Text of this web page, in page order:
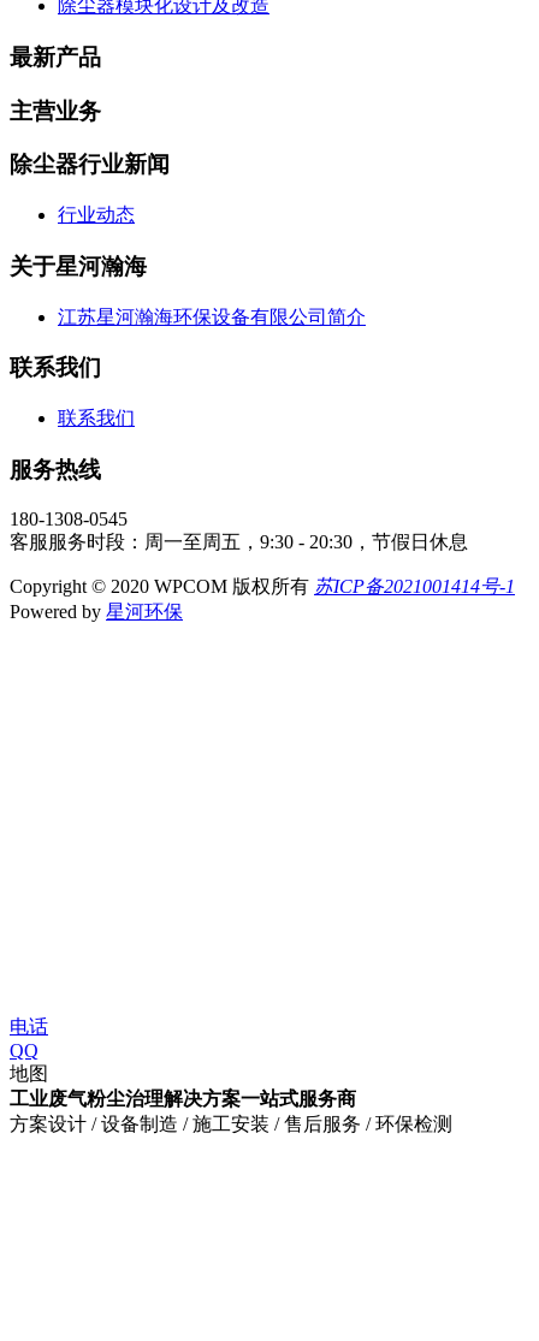
除尘器模块化设计及改造
最新产品
主营业务
除尘器行业新闻
行业动态
关于星河瀚海
江苏星河瀚海环保设备有限公司简介
联系我们
联系我们
服务热线
180-1308-0545
客服服务时段：周一至周五，9:30 - 20:30，节假日休息
Copyright © 2020 WPCOM 版权所有 苏ICP备2021001414号-1
Powered by 星河环保
电话
QQ
地图
工业废气粉尘治理解决方案一站式服务商
方案设计 / 设备制造 / 施工安装 / 售后服务 / 环保检测